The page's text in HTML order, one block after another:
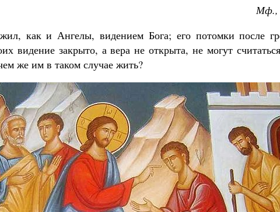
Мф.,
как и Ангелы, видением Бога; его потомки после
видение закрыто, а вера не открыта, не могут
же им в таком случае жить?
Великомученик